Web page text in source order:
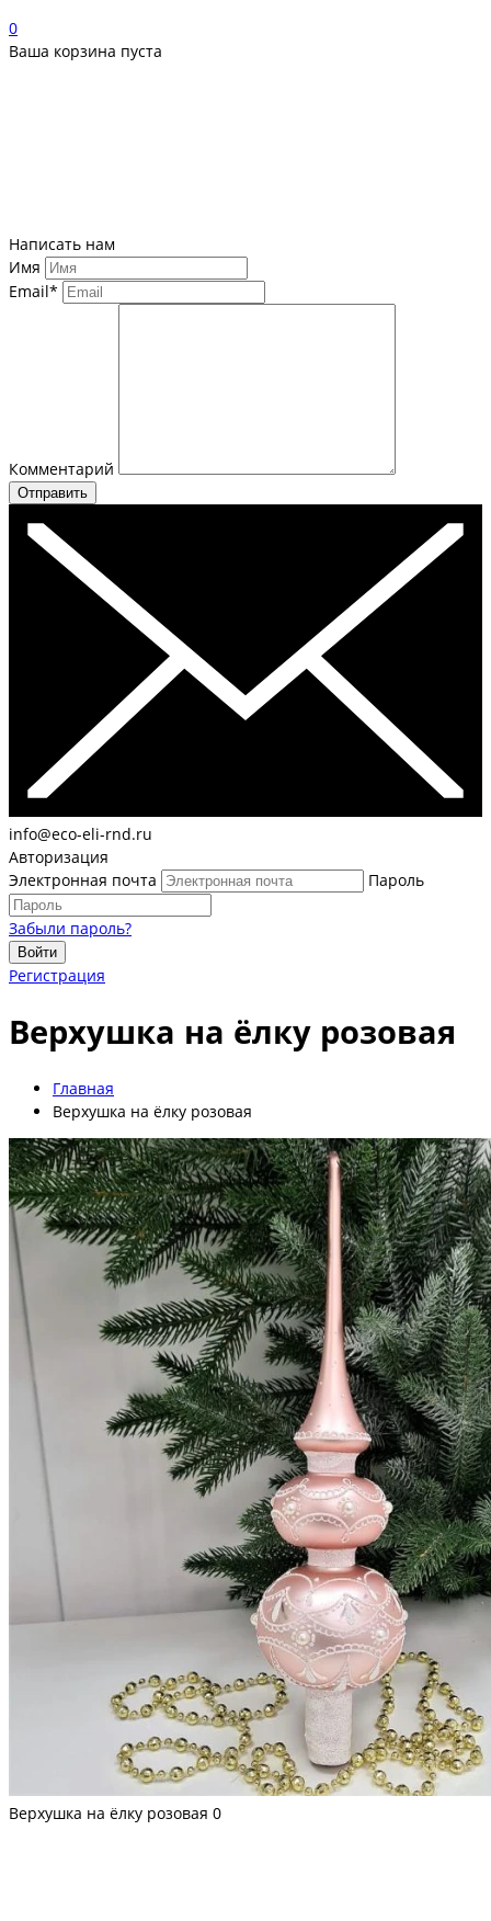
0
Ваша корзина пуста
Написать нам
Имя
Email*
Комментарий
Отправить
info@eco-eli-rnd.ru
Авторизация
Электронная почта
Пароль
Забыли пароль?
Войти
Регистрация
Верхушка на ёлку розовая
Главная
Верхушка на ёлку розовая
Верхушка на ёлку розовая 0